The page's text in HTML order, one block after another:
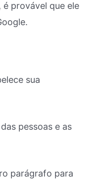
provável que ele
sua
pessoas e as
parágrafo para